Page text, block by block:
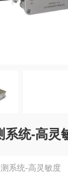
系统-高灵
系统-高灵敏度